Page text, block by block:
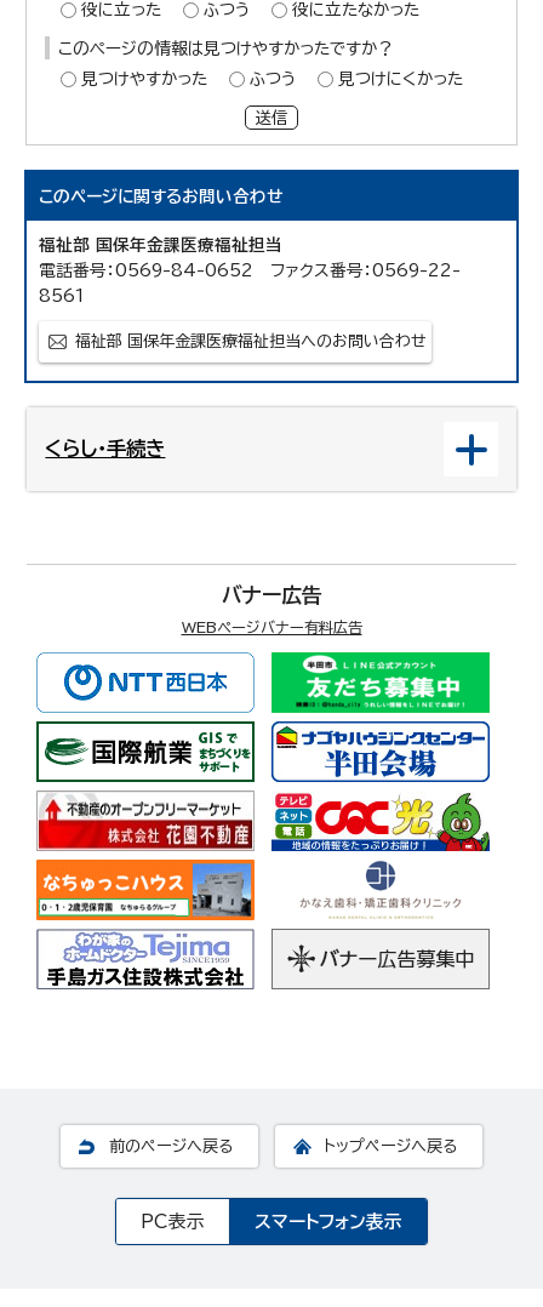
役に立った
ふつう 役に立たなかった
このページの情報は見つけやすかったですか？
見つけやすかった
ふつう 見つけにくかった
送信
このページに関するお問い合わせ
福祉部 国保年金課医療福祉担当
電話番号：0569-84-0652 ファクス番号：0569-22-
8561
福祉部 国保年金課医療福祉担当へのお問い合わせ
くらし・手続き
バナー広告
WEBページバナー有料広告
前のページへ戻る トップページへ戻る
PC表示 スマートフォン表示